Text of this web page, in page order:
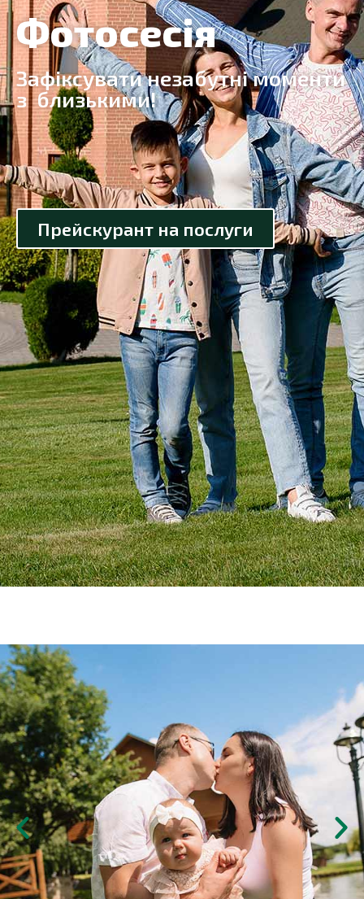
Фотосесія
Зафіксувати незабутні моменти
з близькими!
Прейскурант на послуги